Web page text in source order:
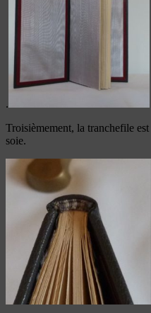
.
Troisièmement, la tranchefile est
soie.